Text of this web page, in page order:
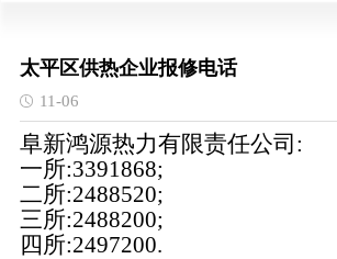
太平区供热企业报修电话
11-06
阜新鸿源热力有限责任公司:
一所:3391868;
二所:2488520;
三所:2488200;
四所:2497200.